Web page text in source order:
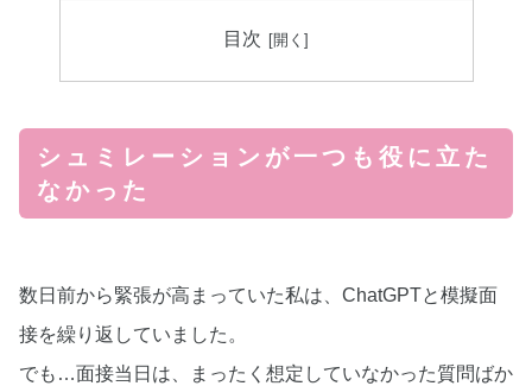
目次
シュミレーションが一つも役に立た
なかった
数日前から緊張が高まっていた私は、ChatGPTと模擬面
接を繰り返していました。
でも…面接当日は、まったく想定していなかった質問ばか